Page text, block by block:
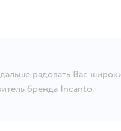
радовать Вас
бренда Incanto.